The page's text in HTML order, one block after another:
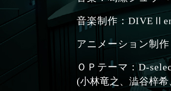
音楽制作：
アニメーション制
ＯＰテーマ：D-
(小林竜之、澁谷梓